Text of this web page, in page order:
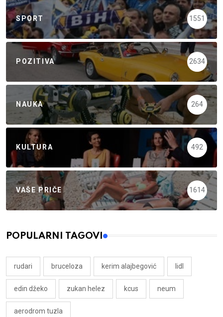
SPORT 1551
POZITIVA 2634
NAUKA 264
KULTURA 492
VAŠE PRIČE 1614
POPULARNI TAGOVI
rudari bruceloza kerim alajbegović lidl
edin džeko zukan helez kcus neum
aerodrom tuzla